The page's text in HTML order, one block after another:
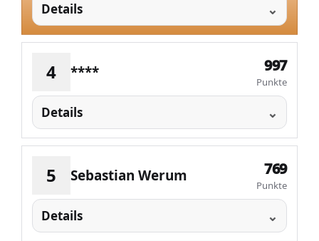
Details
4 **** 997
Punkte
Details
5 Sebastian Werum 769
Punkte
Details